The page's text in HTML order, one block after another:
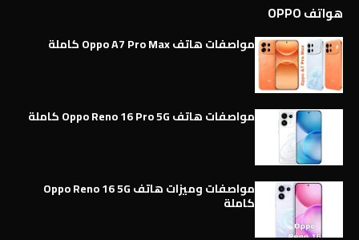
هواتف OPPO
مواصفات هاتف Oppo A7 Pro Max كاملة
مواصفات هاتف Oppo Reno 16 Pro 5G كاملة
مواصفات وميزات هاتف Oppo Reno 16 5G
كاملة